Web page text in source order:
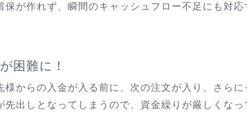
が作れず、瞬間のキャッシュフロー不足にも対応
困難に！
からの入金が入る前に、次の注文が入り、さらに
出しとなってしまうので、資金繰りが厳しくなっ